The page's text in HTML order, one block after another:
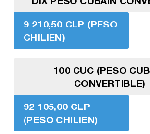
9 210,50 CLP (PESO
CHILIEN)
100 CUC (PESO
CONVERTIBLE)
92 105,00 CLP
(PESO CHILIEN)